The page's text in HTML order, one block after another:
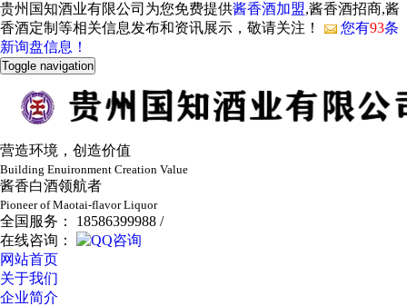
贵州国知酒业有限公司为您免费提供酱香酒加盟,酱香酒招商,酱
香酒定制等相关信息发布和资讯展示，敬请关注！
您有93条
新询盘信息！
Toggle navigation
营造环境，创造价值
Building Enuironment Creation Value
酱香白酒领航者
Pioneer of Maotai-flavor Liquor
全国服务： 18586399988 /
在线咨询：
网站首页
关于我们
企业简介